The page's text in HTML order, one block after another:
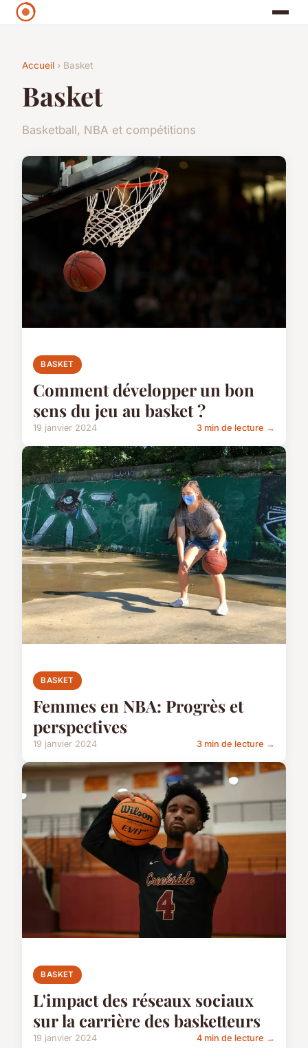
Accueil › Basket
Basket
Basketball, NBA et compétitions
BASKET
Comment développer un bon
sens du jeu au basket ?
19 janvier 2024 3 min de lecture →
BASKET
Femmes en NBA: Progrès et
perspectives
19 janvier 2024 3 min de lecture →
BASKET
L'impact des réseaux sociaux
sur la carrière des basketteurs
19 janvier 2024 4 min de lecture →